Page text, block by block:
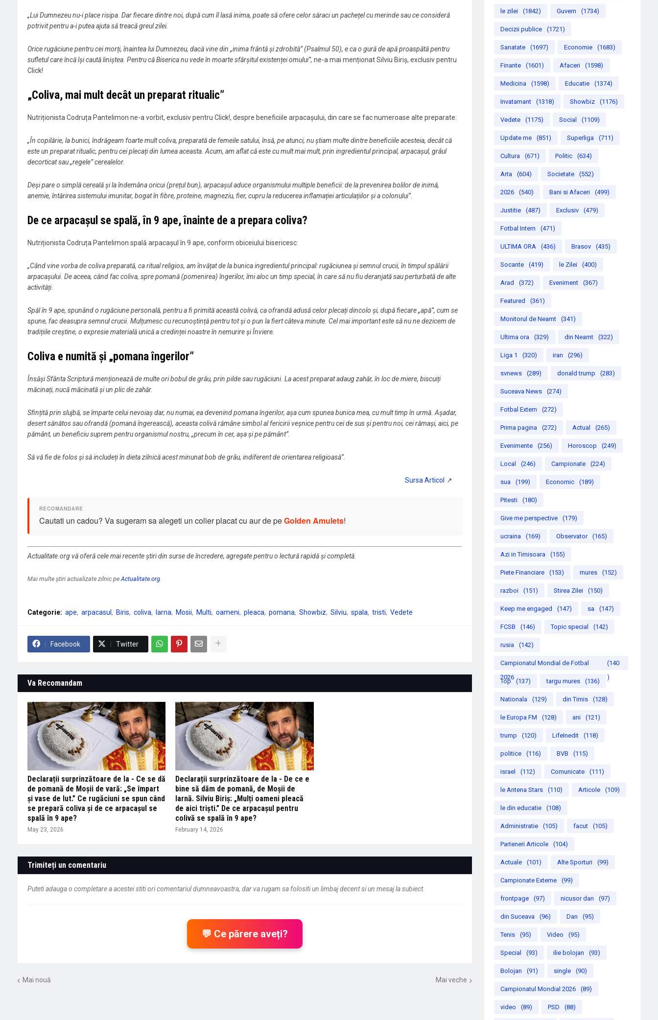
„Lui Dumnezeu nu-i place risipa. Dar fiecare dintre noi, după cum îl lasă inima, poate să ofere celor săraci un pachețel cu merinde sau ce consideră
potrivit pentru a-i putea ajuta să treacă greul zilei.
Orice rugăciune pentru cei morți, înaintea lui Dumnezeu, dacă vine din „inima frântă și zdrobită” (Psalmul 50), e ca o gură de apă proaspătă pentru
sufletul care încă își caută liniștea. Pentru că Biserica nu vede în moarte sfârșitul existenței omului”, ne-a mai menționat Silviu Biriș, exclusiv pentru
Click!
„Coliva, mai mult decât un preparat ritualic”
Nutriționista Codruța Pantelimon ne-a vorbit, exclusiv pentru Click!, despre beneficiile arpacașului, din care se fac numeroase alte preparate:
„În copilărie, la bunici, îndrăgeam foarte mult coliva, preparată de femeile satului, însă, pe atunci, nu știam multe dintre beneficiile acesteia, decât că
este un preparat ritualic, pentru cei plecați din lumea aceasta. Acum, am aflat că este cu mult mai mult, prin ingredientul principal, arpacașul, grâul
decorticat sau „regele” cerealelor.
Deși pare o simplă cereală și la îndemâna oricui (prețul bun), arpacașul aduce organismului multiple beneficii: de la prevenirea bolilor de inimă,
anemie, întărirea sistemului imunitar, bogat în fibre, proteine, magneziu, fier, cupru la reducerea inflamației articulațiilor și a colonului”.
De ce arpacașul se spală, în 9 ape, înainte de a prepara coliva?
Nutriționista Codruța Pantelimon spală arpacașul în 9 ape, conform obiceiului bisericesc:
„Când vine vorba de coliva preparată, ca ritual religios, am învățat de la bunica ingredientul principal: rugăciunea și semnul crucii, în timpul spălării
arpacașului. De aceea, când fac coliva, spre pomană (pomenirea) îngerilor, îmi aloc un timp special, în care să nu fiu deranjată sau perturbată de alte
activități.
Spăl în 9 ape, spunând o rugăciune personală, pentru a fi primită această colivă, ca ofrandă adusă celor plecați dincolo și, după fiecare „apă”, cum se
spune, fac deasupra semnul crucii. Mulțumesc cu recunoștință pentru tot și o pun la fiert câteva minute. Cel mai important este să nu ne dezicem de
tradițiile creștine, o expresie materială unică a credinței noastre în nemurire și Înviere.
Coliva e numită și „pomana îngerilor”
Însăși Sfânta Scriptură menționează de multe ori bobul de grâu, prin pilde sau rugăciuni. La acest preparat adaug zahăr, în loc de miere, biscuiți
măcinați, nucă măcinată și un plic de zahăr.
Sfințită prin slujbă, se împarte celui nevoiaș dar, nu numai, ea devenind pomana îngerilor, așa cum spunea bunica mea, cu mult timp în urmă. Așadar,
desert sănătos sau ofrandă (pomană îngerească), aceasta colivă rămâne simbol al fericirii veșnice pentru cei de sus și pentru noi, cei rămași, aici, pe
pământ, un beneficiu suprem pentru organismul nostru, „precum în cer, așa și pe pământ”.
Să vă fie de folos și să includeți în dieta zilnică acest minunat bob de grâu, indiferent de orientarea religioasă”.
Cautati un cadou? Va sugeram sa alegeti un colier placat cu aur de peGolden Amulets!
Actualitate.org vă oferă cele mai recente știri din surse de încredere, agregate pentru o lectură rapidă și completă.
Mai multe știri actualizate zilnic pe Actualitate.org.
Categorie: ape arpacasul Biris coliva Iarna Mosii Multi oameni pleaca pomana Showbiz Silviu spala tristi Vedete
Facebook Twitter
Va Recomandam
Declarații surprinzătoare de la - Ce se dă
de pomană de Moșii de vară: „Se împart
și vase de lut.” Ce rugăciuni se spun când
se prepară coliva și de ce arpacașul se
spală în 9 ape?
May 23, 2026
Declarații surprinzătoare de la - De ce e
bine să dăm de pomană, de Moșii de
Iarnă. Silviu Biriș: „Mulți oameni pleacă
de aici triști.” De ce arpacașul pentru
colivă se spală în 9 ape?
February 14, 2026
Trimiteți un comentariu
Puteti adauga o completare a acestei stiti ori comentariul dumneavoastra, dar va rugam sa folositi un limbaj decent si un mesaj la subiect.
💬 Ce părere aveți?
Mai nouă Mai veche
le zilei (1842) Guvern (1734)
Decizii publice (1721)
Sanatate (1697) Economie (1683)
Finante (1601) Afaceri (1598)
Medicina (1598) Educatie (1374)
Invatamant (1318) Showbiz (1176)
Vedete (1175) Social (1109)
Update me (851) Superliga (711)
Cultura (671) Politic (634)
Arta (604) Societate (552)
2026 (540) Bani si Afaceri (499)
Justitie (487) Exclusiv (479)
Fotbal Intern (471)
ULTIMA ORA (436) Brasov (435)
Socante (419) le Zilei (400)
Arad (372) Eveniment (367)
Featured (361)
Monitorul de Neamt (341)
Ultima ora (329) din Neamt (322)
Liga 1 (320) iran (296)
svnews (289) donald trump (283)
Suceava News (274)
Fotbal Extern (272)
Prima pagina (272) Actual (265)
Evenimente (256) Horoscop (249)
Local (246) Campionate (224)
sua (199) Economic (189)
Pitesti (180)
Give me perspective (179)
ucraina (169) Observator (165)
Azi in Timisoara (155)
Piete Financiare (153) mures (152)
razboi (151) Stirea Zilei (150)
Keep me engaged (147) sa (147)
FCSB (146) Topic special (142)
rusia (142)
Campionatul Mondial de Fotbal
2026
(140
)
Top (137) targu mures (136)
Nationala (129) din Timis (128)
le Europa FM (128) ani (121)
trump (120) LifeInedit (118)
politice (116) BVB (115)
israel (112) Comunicate (111)
le Antena Stars (110) Articole (109)
le din educatie (108)
Administratie (105) facut (105)
Parteneri Articole (104)
Actuale (101) Alte Sporturi (99)
Campionate Externe (99)
frontpage (97) nicusor dan (97)
din Suceava (96) Dan (95)
Tenis (95) Video (95)
Special (93) ilie bolojan (93)
Bolojan (91) single (90)
Campionatul Mondial 2026 (89)
video (89) PSD (88)